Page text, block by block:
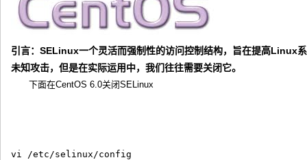
引言：SELinux一个灵活而强制性的访问控制结构，旨在提高Linux
未知攻击，但是在实际运用中，我们往往需要关闭它。
下面在CentOS 6.0关闭SELinux
vi /etc/selinux/config